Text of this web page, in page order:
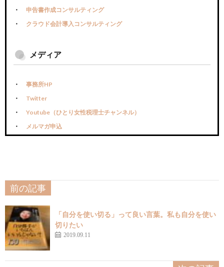
申告書作成コンサルティング
クラウド会計導入コンサルティング
メディア
事務所HP
Twitter
Youtube（ひとり女性税理士チャンネル）
メルマガ申込
前の記事
「自分を使い切る」って良い言葉。私も自分を使い
切りたい
2019.09.11